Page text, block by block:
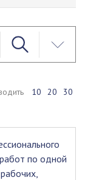
10 20 30
по одной